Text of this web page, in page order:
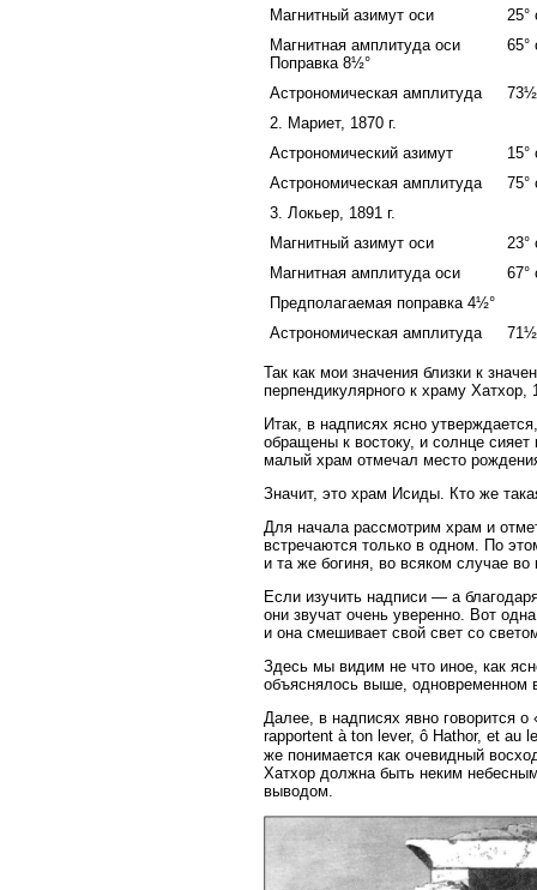
Магнитный азимут оси
25°
Магнитная амплитуда оси
Поправка 8½°
65°
Астрономическая амплитуда
2. Мариет, 1870 г.
Астрономический азимут
15°
Астрономическая амплитуда
75°
3. Локьер, 1891 г.
Магнитный азимут оси
23°
Магнитная амплитуда оси
67°
Предполагаемая поправка 4½°
Астрономическая амплитуда
Так как мои значения близки к
перпендикулярного к храму
Итак, в надписях ясно
обращены к востоку, и солнце сияет
малый храм отмечал место
Значит, это храм Исиды. Кто же
Для начала рассмотрим храм и
встречаются только в одном. По
и та же богиня, во всяком случае во
Если изучить надписи — а
они звучат очень уверенно. Вот
и она смешивает свой свет со
Здесь мы видим не что иное, как
объяснялось выше, одновременном
Далее, в надписях явно говорится
rapportent à ton lever, ô Hathor, et au
же понимается как очевидный
Хатхор должна быть неким
выводом.